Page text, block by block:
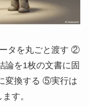
タを丸ごと渡す ②
を1枚の文書に固
変換する ⑤実行は
す。